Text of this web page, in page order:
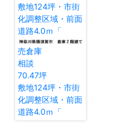
敷地124坪・市街
化調整区域・前面
道路4.0ｍ「
売倉庫
相談
70.47坪
敷地124坪・市街
化調整区域・前面
道路4.0ｍ「